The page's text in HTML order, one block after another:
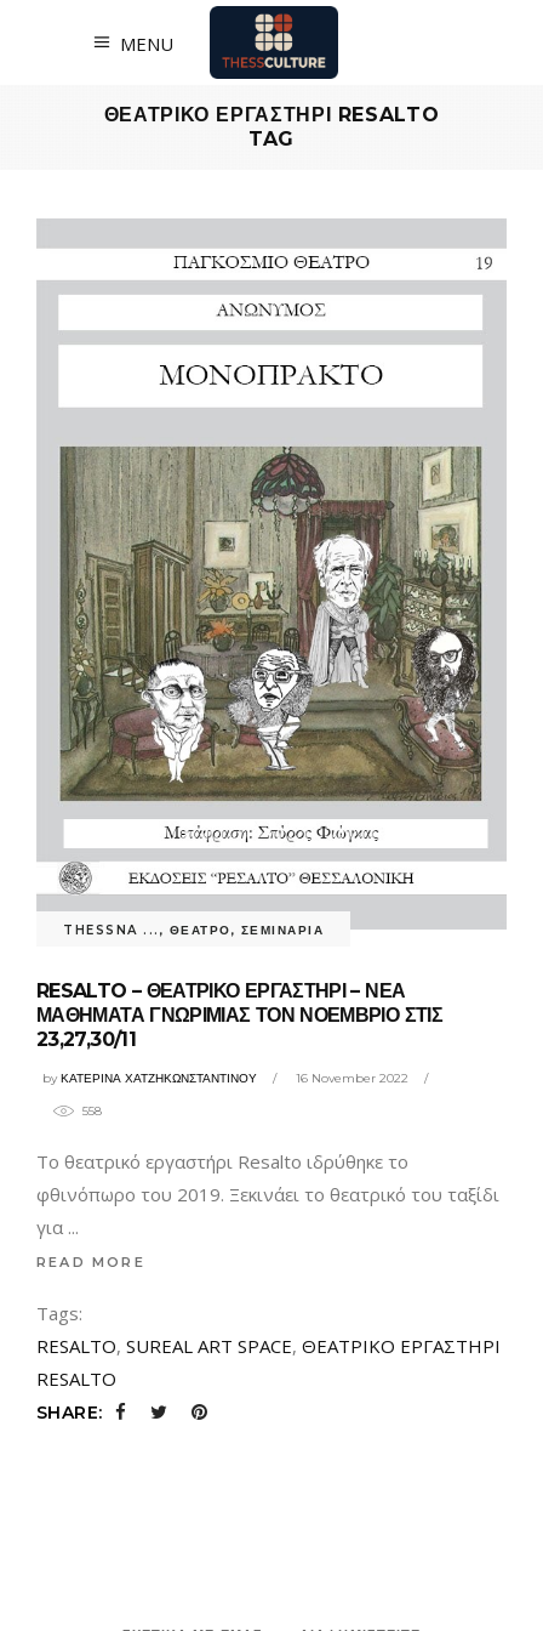
MENU
ΘΕΑΤΡΙΚΟ ΕΡΓΑΣΤΗΡΙ RESALTO
TAG
THESSNA ... , ΘΕΑΤΡΟ, ΣΕΜΙΝΑΡΙΑ
RESALTO – ΘΕΑΤΡΙΚΟ ΕΡΓΑΣΤΗΡΙ – ΝΕΑ
ΜΑΘΗΜΑΤΑ ΓΝΩΡΙΜΙΑΣ ΤΟΝ ΝΟΕΜΒΡΙΟ ΣΤΙΣ
23,27,30/11
byΚΑΤΕΡΙΝΑ ΧΑΤΖΗΚΩΝΣΤΑΝΤΙΝΟΥ 16 November 2022
558
Το θεατρικό εργαστήρι Resalto ιδρύθηκε το
φθινόπωρο του 2019. Ξεκινάει το θεατρικό του ταξίδι
για
READ MORE
Tags:
RESALTO, SUREAL ART SPACE, ΘΕΑΤΡΙΚΟ ΕΡΓΑΣΤΗΡΙ
RESALTO
SHARE: